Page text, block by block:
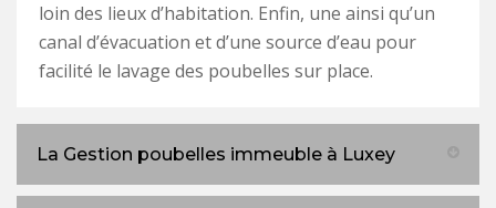
loin des lieux d’habitation. Enfin, une ainsi qu’un
canal d’évacuation et d’une source d’eau pour
facilité le lavage des poubelles sur place.
La Gestion poubelles immeuble à Luxey